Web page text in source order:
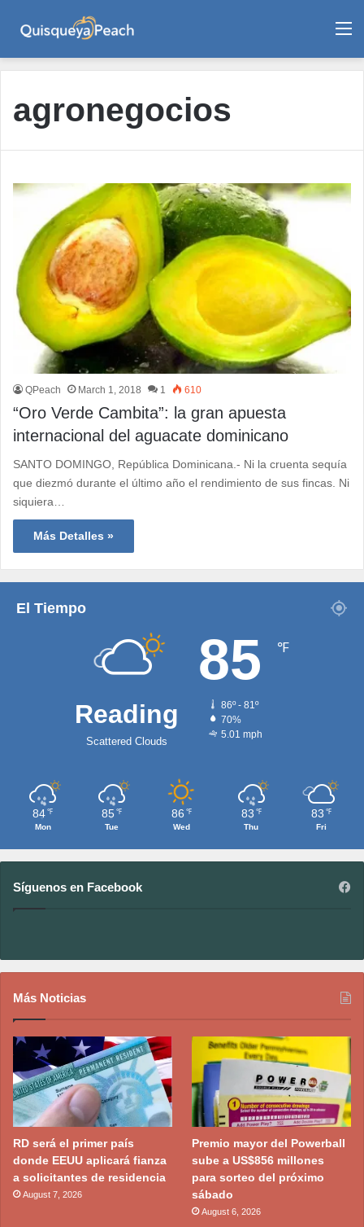
agronegocios
QPeach March 1, 2018 1 610
“Oro Verde Cambita”: la gran apuesta
internacional del aguacate dominicano
SANTO DOMINGO, República Dominicana.- Ni la cruenta sequía
que diezmó durante el último año el rendimiento de sus fincas. Ni
siquiera…
Más Detalles »
El Tiempo
Reading
Scattered Clouds
85 ℉
86º - 81º
70%
5.01 mph
84 ℉
Mon
85 ℉
Tue
86 ℉
Wed
83 ℉
Thu
83 ℉
Fri
Síguenos en Facebook
Más Noticias
RD será el primer país
donde EEUU aplicará fianza
a solicitantes de residencia
August 7, 2026
Premio mayor del Powerball
sube a US$856 millones
para sorteo del próximo
sábado
August 6, 2026